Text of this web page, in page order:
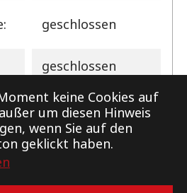
keine Cookies auf
um diesen Hinweis
wenn Sie auf den
geklickt haben.
geschlossen
geschlossen